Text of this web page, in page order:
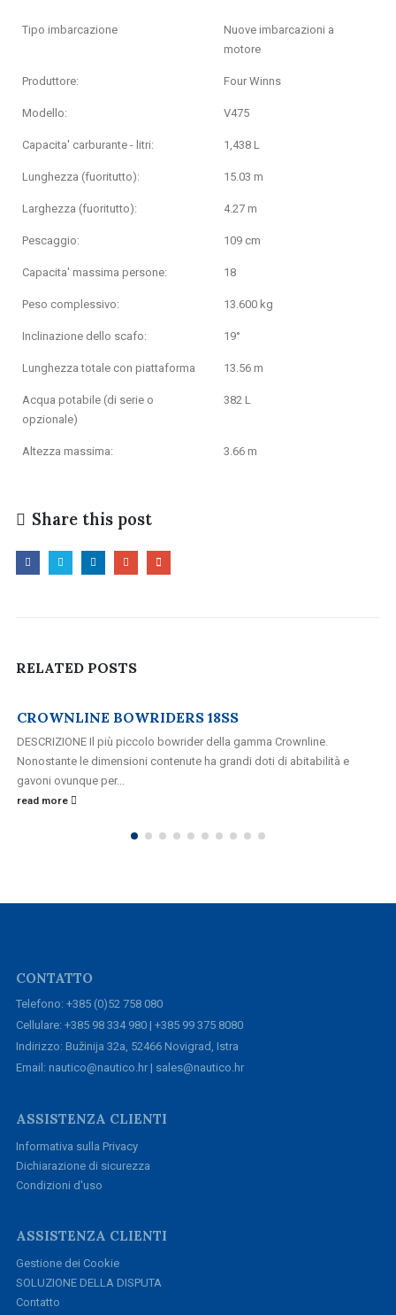
Tipo imbarcazione
Nuove imbarcazioni a
motore
Produttore: Four Winns
Modello: V475
Capacita' carburante - litri: 1,438 L
Lunghezza (fuoritutto): 15.03 m
Larghezza (fuoritutto): 4.27 m
Pescaggio: 109 cm
Capacita' massima persone: 18
Peso complessivo: 13.600 kg
Inclinazione dello scafo: 19°
Lunghezza totale con piattaforma 13.56 m
Acqua potabile (di serie o
opzionale)
382 L
Altezza massima: 3.66 m
Share this post
RELATED POSTS
CROWNLINE BOWRIDERS 18SS
DESCRIZIONE Il più piccolo bowrider della gamma Crownline.
Nonostante le dimensioni contenute ha grandi doti di abitabilità e
gavoni ovunque per...
read more
CONTATTO
Telefono: +385 (0)52 758 080
Cellulare: +385 98 334 980 | +385 99 375 8080
Indirizzo: Bužinija 32a, 52466 Novigrad, Istra
Email: nautico@nautico.hr | sales@nautico.hr
ASSISTENZA CLIENTI
Informativa sulla Privacy
Dichiarazione di sicurezza
Condizioni d'uso
ASSISTENZA CLIENTI
Gestione dei Cookie
SOLUZIONE DELLA DISPUTA
Contatto